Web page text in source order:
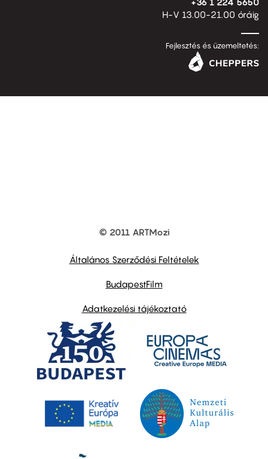
H-V 13.00-21.00 óráig
Fejlesztés és üzemeltetés:
© 2011 ARTMozi
Általános Szerződési Feltételek
BudapestFilm
Adatkezelési tájékoztató